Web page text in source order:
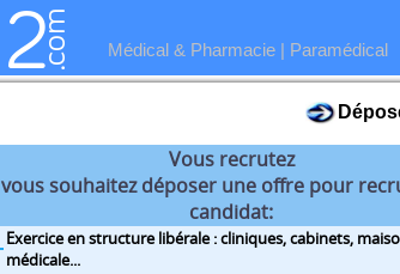
Médical & Pharmacie | Paramédical
Vous recrutez
vous souhaitez déposer une offre pour
candidat:
Exercice en structure libérale : cliniques, cabinets,
médicale...